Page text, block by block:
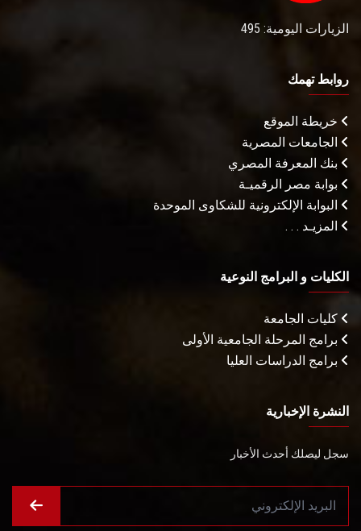
الزيارات اليومية: 495
روابط تهمك
خريطة الموقع
الجامعات المصرية
بنك المعرفة المصري
بوابة مصر الرقميـة
البوابة الإلكترونية للشكاوى الموحدة
المزيـد . . .
الكليات و البرامج النوعية
كليات الجامعة
برامج المرحلة الجامعية الأولى
برامج الدراسات العليا
النشرة الإخبارية
سجل ليصلك أحدث الأخبار